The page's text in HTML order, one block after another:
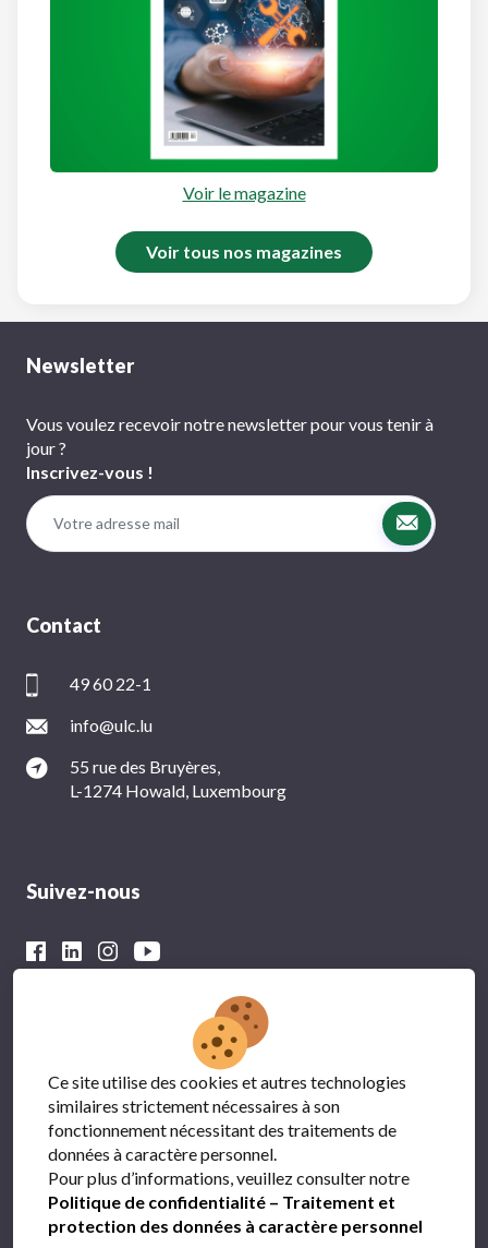
Voir le magazine
Voir tous nos magazines
Newsletter
Vous voulez recevoir notre newsletter pour vous tenir à
jour ?
Inscrivez-vous !
Contact
49 60 22-1
info@ulc.lu
55 rue des Bruyères,
L-1274 Howald, Luxembourg
Suivez-nous
Avec le soutien financier du
Ce site utilise des cookies et autres technologies
similaires strictement nécessaires à son
fonctionnement nécessitant des traitements de
données à caractère personnel.
Pour plus d’informations, veuillez consulter notre
Politique de confidentialité – Traitement et
protection des données à caractère personnel